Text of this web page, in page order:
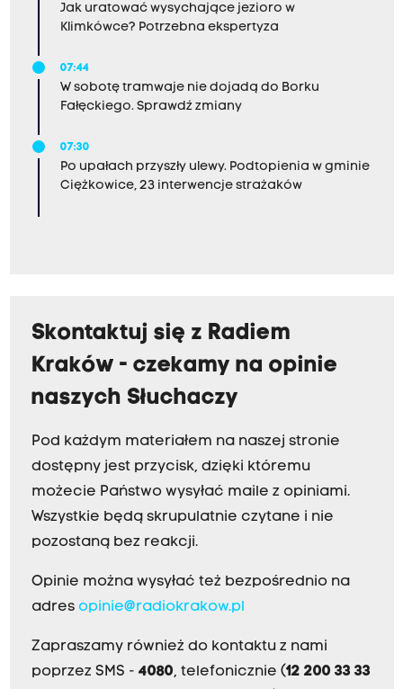
Jak uratować wysychające jezioro w
Klimkówce? Potrzebna ekspertyza
07:44
W sobotę tramwaje nie dojadą do Borku
Fałęckiego. Sprawdź zmiany
07:30
Po upałach przyszły ulewy. Podtopienia w gminie
Ciężkowice, 23 interwencje strażaków
Skontaktuj się z Radiem
Kraków - czekamy na opinie
naszych Słuchaczy
Pod każdym materiałem na naszej stronie
dostępny jest przycisk, dzięki któremu
możecie Państwo wysyłać maile z opiniami.
Wszystkie będą skrupulatnie czytane i nie
pozostaną bez reakcji.
Opinie można wysyłać też bezpośrednio na
adres opinie@radiokrakow.pl
Zapraszamy również do kontaktu z nami
poprzez SMS - 4080, telefonicznie (12 200 33 33